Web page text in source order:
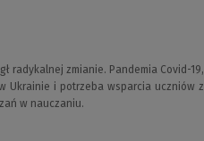
radykalnej zmianie. Pandemia Covid-19,
Ukrainie i potrzeba wsparcia uczniów z
w nauczaniu.